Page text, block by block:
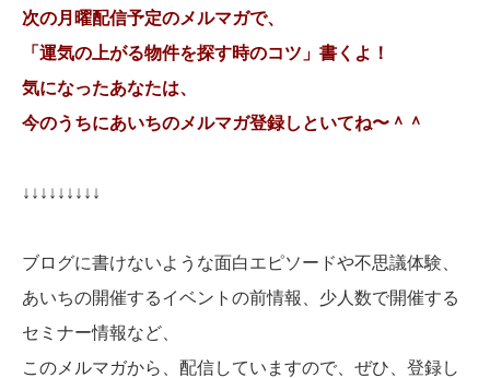
次の月曜配信予定のメルマガで、
「運気の上がる物件を探す時のコツ」書くよ！
気になったあなたは、
今のうちにあいちのメルマガ登録しといてね〜＾＾
↓↓↓↓↓↓↓↓↓
ブログに書けないような面白エピソードや不思議体験、
あいちの開催するイベントの前情報、少人数で開催する
セミナー情報など、
このメルマガから、配信していますので、ぜひ、登録し